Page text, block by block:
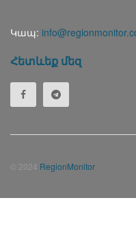
Կապ:
Հետևեք մեզ
© 2024 RegionMonitor